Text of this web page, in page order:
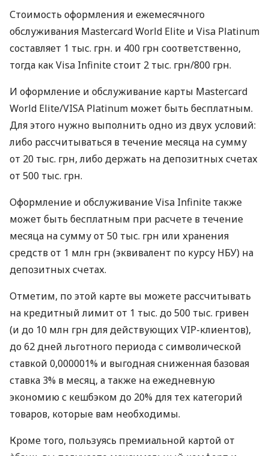
Стоимость оформления и ежемесячного
обслуживания Mastercard World Elite и Visa Platinum
составляет 1 тыс. грн. и 400 грн соответственно,
тогда как Visa Infinite стоит 2 тыс. грн/800 грн.
И оформление и обслуживание карты Mastercard
World Elite/VISA Platinum может быть бесплатным.
Для этого нужно выполнить одно из двух условий:
либо рассчитываться в течение месяца на сумму
от 20 тыс. грн, либо держать на депозитных счетах
от 500 тыс. грн.
Оформление и обслуживание Visa Infinite также
может быть бесплатным при расчете в течение
месяца на сумму от 50 тыс. грн или хранения
средств от 1 млн грн (эквивалент по курсу НБУ) на
депозитных счетах.
Отметим, по этой карте вы можете рассчитывать
на кредитный лимит от 1 тыс. до 500 тыс. гривен
(и до 10 млн грн для действующих VIP-клиентов),
до 62 дней льготного периода с символической
ставкой 0,000001% и выгодная сниженная базовая
ставка 3% в месяц, а также на ежедневную
экономию с кешбэком до 20% для тех категорий
товаров, которые вам необходимы.
Кроме того, пользуясь премиальной картой от